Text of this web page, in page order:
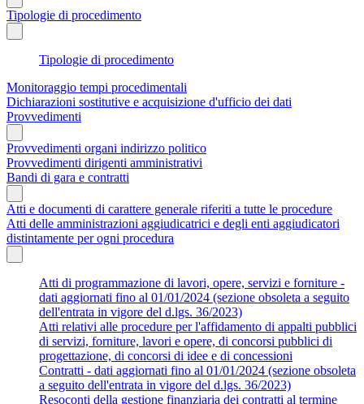
Tipologie di procedimento
Tipologie di procedimento
Monitoraggio tempi procedimentali
Dichiarazioni sostitutive e acquisizione d'ufficio dei dati
Provvedimenti
Provvedimenti organi indirizzo politico
Provvedimenti dirigenti amministrativi
Bandi di gara e contratti
Atti e documenti di carattere generale riferiti a tutte le procedure
Atti delle amministrazioni aggiudicatrici e degli enti aggiudicatori
distintamente per ogni procedura
Atti di programmazione di lavori, opere, servizi e forniture -
dati aggiornati fino al 01/01/2024 (sezione obsoleta a seguito
dell'entrata in vigore del d.lgs. 36/2023)
Atti relativi alle procedure per l'affidamento di appalti pubblici
di servizi, forniture, lavori e opere, di concorsi pubblici di
progettazione, di concorsi di idee e di concessioni
Contratti - dati aggiornati fino al 01/01/2024 (sezione obsoleta
a seguito dell'entrata in vigore del d.lgs. 36/2023)
Resoconti della gestione finanziaria dei contratti al termine